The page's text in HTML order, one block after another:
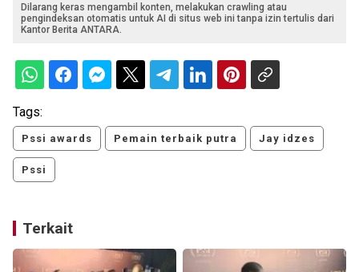
Dilarang keras mengambil konten, melakukan crawling atau
pengindeksan otomatis untuk AI di situs web ini tanpa izin tertulis dari
Kantor Berita ANTARA.
Tags:
Pssi awards Pemain terbaik putra Jay idzes
Pssi
Terkait